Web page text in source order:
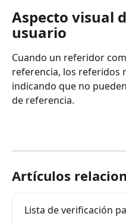
Aspecto visual
usuario
Cuando un referidor
referencia, los referidos
indicando que no
de referencia.
Artículos
Lista de verificación